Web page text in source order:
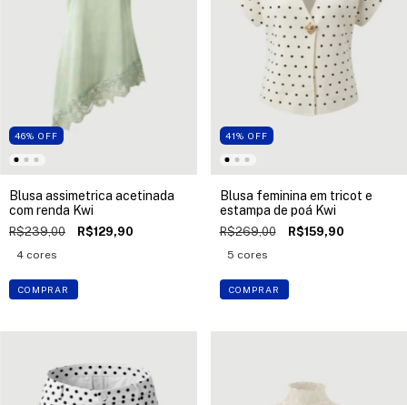
46% OFF
Blusa assimetrica acetinada
com renda Kwi
R$239,00 R$129,90
4 cores
COMPRAR
41% OFF
Blusa feminina em tricot e
estampa de poá Kwi
R$269,00 R$159,90
5 cores
COMPRAR